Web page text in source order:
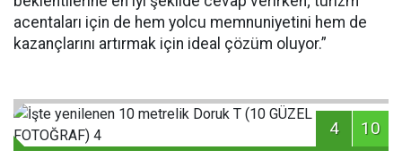
acentaları için de hem yolcu memnuniyetini hem de
kazançlarını artırmak için ideal çözüm oluyor.”
4 10